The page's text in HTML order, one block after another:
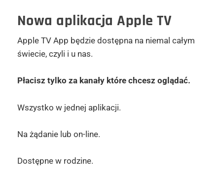
Nowa aplikacja Apple TV
Apple TV App będzie dostępna na niemal całym
świecie, czyli i u nas.
Płacisz tylko za kanały które chcesz oglądać.
Wszystko w jednej aplikacji.
Na żądanie lub on-line.
Dostępne w rodzine.